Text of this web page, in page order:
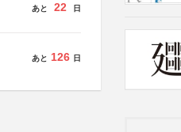
あと 22 日
あと 126 日